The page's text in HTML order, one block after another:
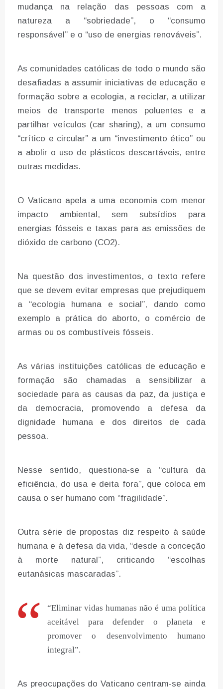
mudança na relação das pessoas com a
natureza a “sobriedade”, o “consumo
responsável” e o “uso de energias renováveis”.
As comunidades católicas de todo o mundo são
desafiadas a assumir iniciativas de educação e
formação sobre a ecologia, a reciclar, a utilizar
meios de transporte menos poluentes e a
partilhar veículos (car sharing), a um consumo
“crítico e circular” a um “investimento ético” ou
a abolir o uso de plásticos descartáveis, entre
outras medidas.
O Vaticano apela a uma economia com menor
impacto ambiental, sem subsídios para
energias fósseis e taxas para as emissões de
dióxido de carbono (CO2).
Na questão dos investimentos, o texto refere
que se devem evitar empresas que prejudiquem
a “ecologia humana e social”, dando como
exemplo a prática do aborto, o comércio de
armas ou os combustíveis fósseis.
As várias instituições católicas de educação e
formação são chamadas a sensibilizar a
sociedade para as causas da paz, da justiça e
da democracia, promovendo a defesa da
dignidade humana e dos direitos de cada
pessoa.
Nesse sentido, questiona-se a “cultura da
eficiência, do usa e deita fora”, que coloca em
causa o ser humano com “fragilidade”.
Outra série de propostas diz respeito à saúde
humana e à defesa da vida, “desde a conceção
à morte natural”, criticando “escolhas
eutanásicas mascaradas”.
“Eliminar vidas humanas não é uma política
aceitável para defender o planeta e
promover o desenvolvimento humano
integral”.
As preocupações do Vaticano centram-se ainda